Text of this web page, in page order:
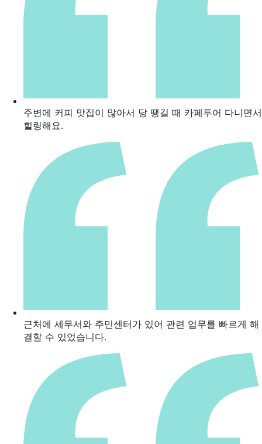
주변에 커피 맛집이 많아서 당 땡길 때 카페투어 다니면서
힐링해요.
근처에 세무서와 주민센터가 있어 관련 업무를 빠르게 해
결할 수 있었습니다.